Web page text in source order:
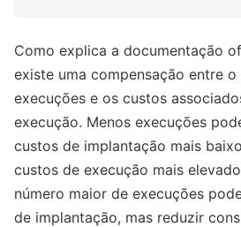
Como explica a documentação
existe uma compensação entre o
execuções e os custos
execução. Menos execuções
custos de implantação mais
custos de execução mais
número maior de execuções
de implantação, mas reduzir